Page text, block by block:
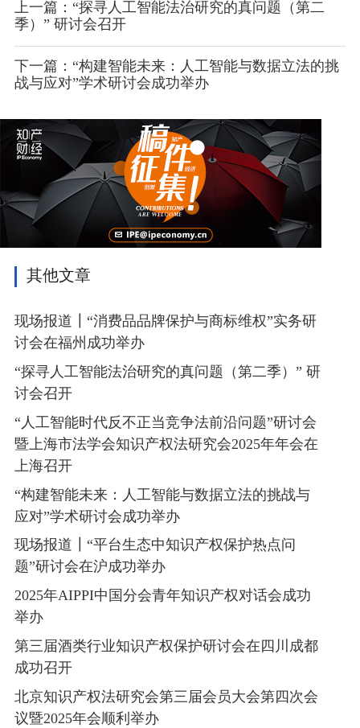
上一篇：“探寻人工智能法治研究的真问题（第二
季）” 研讨会召开
下一篇：“构建智能未来：人工智能与数据立法的挑
战与应对”学术研讨会成功举办
其他文章
现场报道┃“消费品品牌保护与商标维权”实务研
讨会在福州成功举办
“探寻人工智能法治研究的真问题（第二季）” 研
讨会召开
“人工智能时代反不正当竞争法前沿问题”研讨会
暨上海市法学会知识产权法研究会2025年年会在
上海召开
“构建智能未来：人工智能与数据立法的挑战与
应对”学术研讨会成功举办
现场报道┃“平台生态中知识产权保护热点问
题”研讨会在沪成功举办
2025年AIPPI中国分会青年知识产权对话会成功
举办
第三届酒类行业知识产权保护研讨会在四川成都
成功召开
北京知识产权法研究会第三届会员大会第四次会
议暨2025年会顺利举办